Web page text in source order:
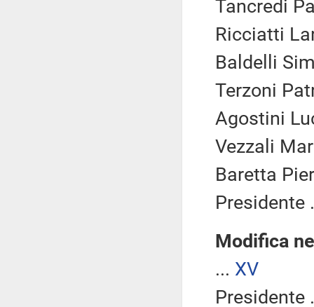
Tancredi
Ricciatti
Baldelli
Terzoni
Agostini
Vezzali
Baretta
Presidente
Modifica
... XV
Presidente